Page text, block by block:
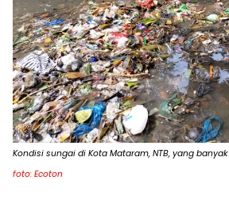
Kondisi sungai di Kota Mataram, NTB, yang banyak
foto: Ecoton